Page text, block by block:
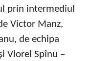
prin intermediul
Victor Manz,
de echipa
Viorel Spînu –